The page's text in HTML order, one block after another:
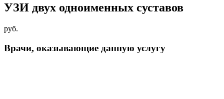
УЗИ двух одноименных суставов
руб.
Врачи, оказывающие данную услугу